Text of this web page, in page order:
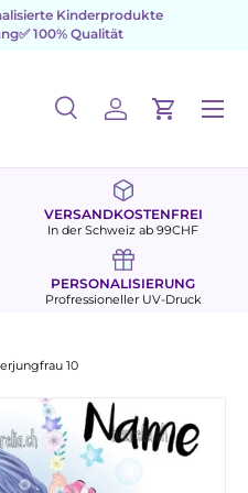
Kinderprodukte
✅ 100% Qualität
SucheEinloggen
Menü
VERSANDKOSTENFREI
In der Schweiz ab 99CHF
PERSONALISIERUNG
Profressioneller UV-Druck
10